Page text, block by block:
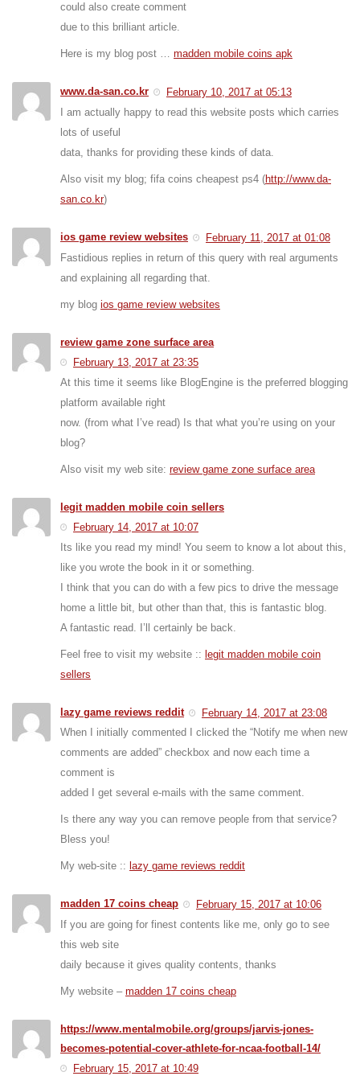
could also create comment
due to this brilliant article.
Here is my blog post … madden mobile coins apk
www.da-san.co.kr
February 10, 2017 at 05:13
I am actually happy to read this website posts which carries
lots of useful
data, thanks for providing these kinds of data.
Also visit my blog; fifa coins cheapest ps4 (http://www.da-
san.co.kr)
ios game review websites
February 11, 2017 at 01:08
Fastidious replies in return of this query with real arguments
and explaining all regarding that.
my blog ios game review websites
review game zone surface area
February 13, 2017 at 23:35
At this time it seems like BlogEngine is the preferred blogging
platform available right
now. (from what I’ve read) Is that what you’re using on your
blog?
Also visit my web site: review game zone surface area
legit madden mobile coin sellers
February 14, 2017 at 10:07
Its like you read my mind! You seem to know a lot about this,
like you wrote the book in it or something.
I think that you can do with a few pics to drive the message
home a little bit, but other than that, this is fantastic blog.
A fantastic read. I’ll certainly be back.
Feel free to visit my website :: legit madden mobile coin
sellers
lazy game reviews reddit
February 14, 2017 at 23:08
When I initially commented I clicked the “Notify me when new
comments are added” checkbox and now each time a
comment is
added I get several e-mails with the same comment.
Is there any way you can remove people from that service?
Bless you!
My web-site :: lazy game reviews reddit
madden 17 coins cheap
February 15, 2017 at 10:06
If you are going for finest contents like me, only go to see
this web site
daily because it gives quality contents, thanks
My website – madden 17 coins cheap
https://www.mentalmobile.org/groups/jarvis-jones-
becomes-potential-cover-athlete-for-ncaa-football-14/
February 15, 2017 at 10:49